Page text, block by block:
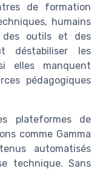
de formation
humains
des outils et des
déstabiliser les
elles manquent
pédagogiques
plateformes de
comme Gamma
automatisés
technique. Sans